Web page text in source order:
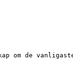
de vanligaste